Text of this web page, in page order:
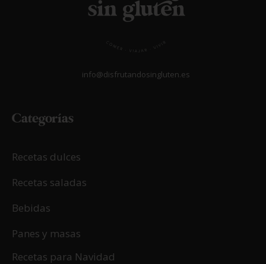
info@disfrutandosingluten.es
Categorías
Recetas dulces
Recetas saladas
Bebidas
Panes y masas
Recetas para Navidad